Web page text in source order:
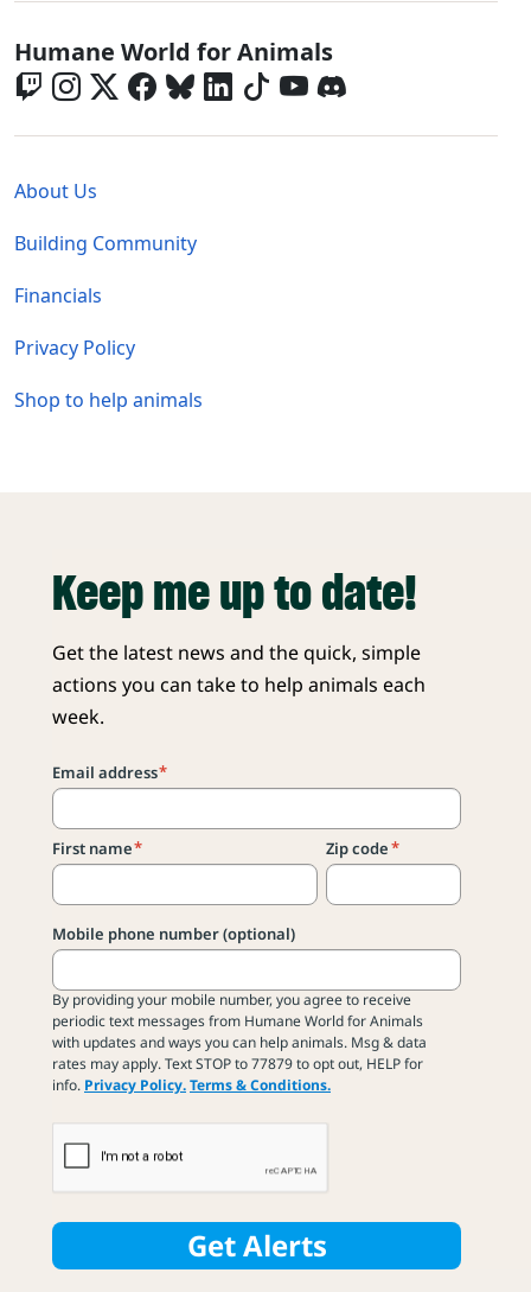
Global - Social Menu
Humane World for Animals
About Us
Building Community
Financials
Privacy Policy
Shop to help animals